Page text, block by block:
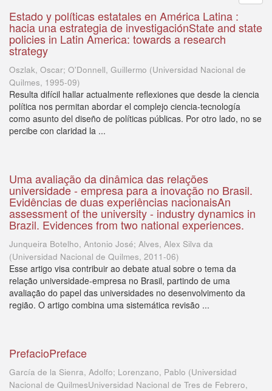
Estado y políticas estatales en América Latina :
hacia una estrategia de investigaciónState and state
policies in Latin America: towards a research
strategy
Oszlak, Oscar; O'Donnell, Guillermo (Universidad Nacional de
Quilmes, 1995-09)
Resulta difícil hallar actualmente reflexiones que desde la ciencia
política nos permitan abordar el complejo ciencia-tecnología
como asunto del diseño de políticas públicas. Por otro lado, no se
percibe con claridad la ...
Uma avaliação da dinâmica das relações
universidade - empresa para a inovação no Brasil.
Evidências de duas experiências nacionaisAn
assessment of the university - industry dynamics in
Brazil. Evidences from two national experiences.
Junqueira Botelho, Antonio José; Alves, Alex Silva da
(Universidad Nacional de Quilmes, 2011-06)
Esse artigo visa contribuir ao debate atual sobre o tema da
relação universidade-empresa no Brasil, partindo de uma
avaliação do papel das universidades no desenvolvimento da
região. O artigo combina uma sistemática revisão ...
PrefacioPreface
García de la Sienra, Adolfo; Lorenzano, Pablo (Universidad
Nacional de QuilmesUniversidad Nacional de Tres de Febrero,